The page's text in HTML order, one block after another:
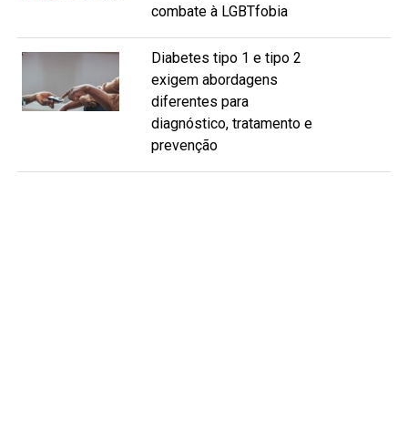
combate à LGBTfobia
Diabetes tipo 1 e tipo 2
exigem abordagens
diferentes para
diagnóstico, tratamento e
prevenção